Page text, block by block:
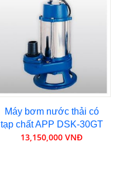
Máy bơm nước thải có
tạp chất APP DSK-30GT
13,150,000 VNĐ